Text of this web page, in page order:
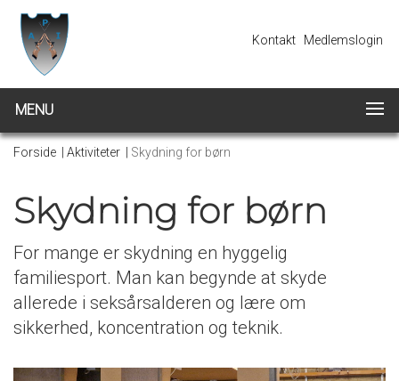
Kontakt Medlemslogin
MENU
Forside Aktiviteter Skydning for børn
Skydning for børn
For mange er skydning en hyggelig
familiesport. Man kan begynde at skyde
allerede i seksårsalderen og lære om
sikkerhed, koncentration og teknik.